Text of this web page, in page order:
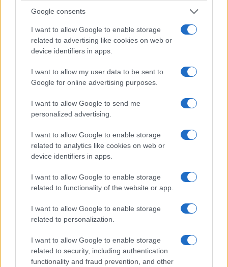
Google consents
I want to allow Google to enable storage
related to advertising like cookies on web or
device identifiers in apps.
I want to allow my user data to be sent to
Google for online advertising purposes.
I want to allow Google to send me
personalized advertising.
I want to allow Google to enable storage
related to analytics like cookies on web or
device identifiers in apps.
I want to allow Google to enable storage
related to functionality of the website or app.
I want to allow Google to enable storage
related to personalization.
I want to allow Google to enable storage
related to security, including authentication
functionality and fraud prevention, and other